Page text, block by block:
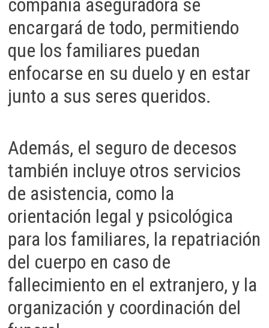
compañía aseguradora se
encargará de todo, permitiendo
que los familiares puedan
enfocarse en su duelo y en estar
junto a sus seres queridos.
Además, el seguro de decesos
también incluye otros servicios
de asistencia, como la
orientación legal y psicológica
para los familiares, la repatriación
del cuerpo en caso de
fallecimiento en el extranjero, y la
organización y coordinación del